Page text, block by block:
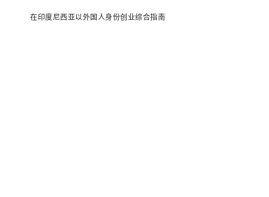
在印度尼西亚以外国人身份创业综合指南